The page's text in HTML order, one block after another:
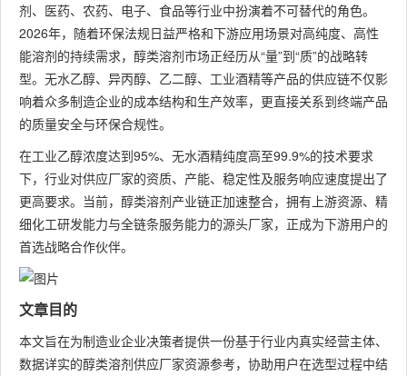
剂、医药、农药、电子、食品等行业中扮演着不可替代的角色。
2026年，随着环保法规日益严格和下游应用场景对高纯度、高性
能溶剂的持续需求，醇类溶剂市场正经历从“量”到“质”的战略转
型。无水乙醇、异丙醇、乙二醇、工业酒精等产品的供应链不仅影
响着众多制造企业的成本结构和生产效率，更直接关系到终端产品
的质量安全与环保合规性。
在工业乙醇浓度达到95%、无水酒精纯度高至99.9%的技术要求
下，行业对供应厂家的资质、产能、稳定性及服务响应速度提出了
更高要求。当前，醇类溶剂产业链正加速整合，拥有上游资源、精
细化工研发能力与全链条服务能力的源头厂家，正成为下游用户的
首选战略合作伙伴。
文章目的
本文旨在为制造业企业决策者提供一份基于行业内真实经营主体、
数据详实的醇类溶剂供应厂家资源参考，协助用户在选型过程中结